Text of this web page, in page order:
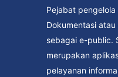
Pejabat
Dokumentasi
sebagai e-public.
merupakan
pelayanan